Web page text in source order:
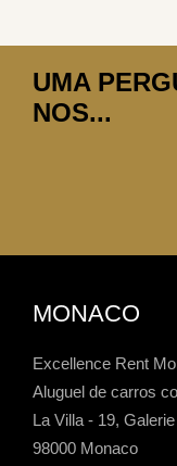
UMA
NOS...
MONACO
Excellence Rent
Aluguel de carros
La Villa - 19,
98000 Monaco